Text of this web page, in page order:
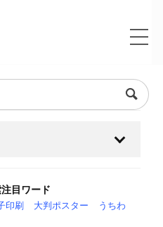
目ワード
印刷 大判ポスター うちわ